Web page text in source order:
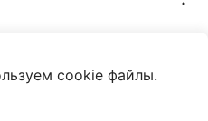
cookie файлы.